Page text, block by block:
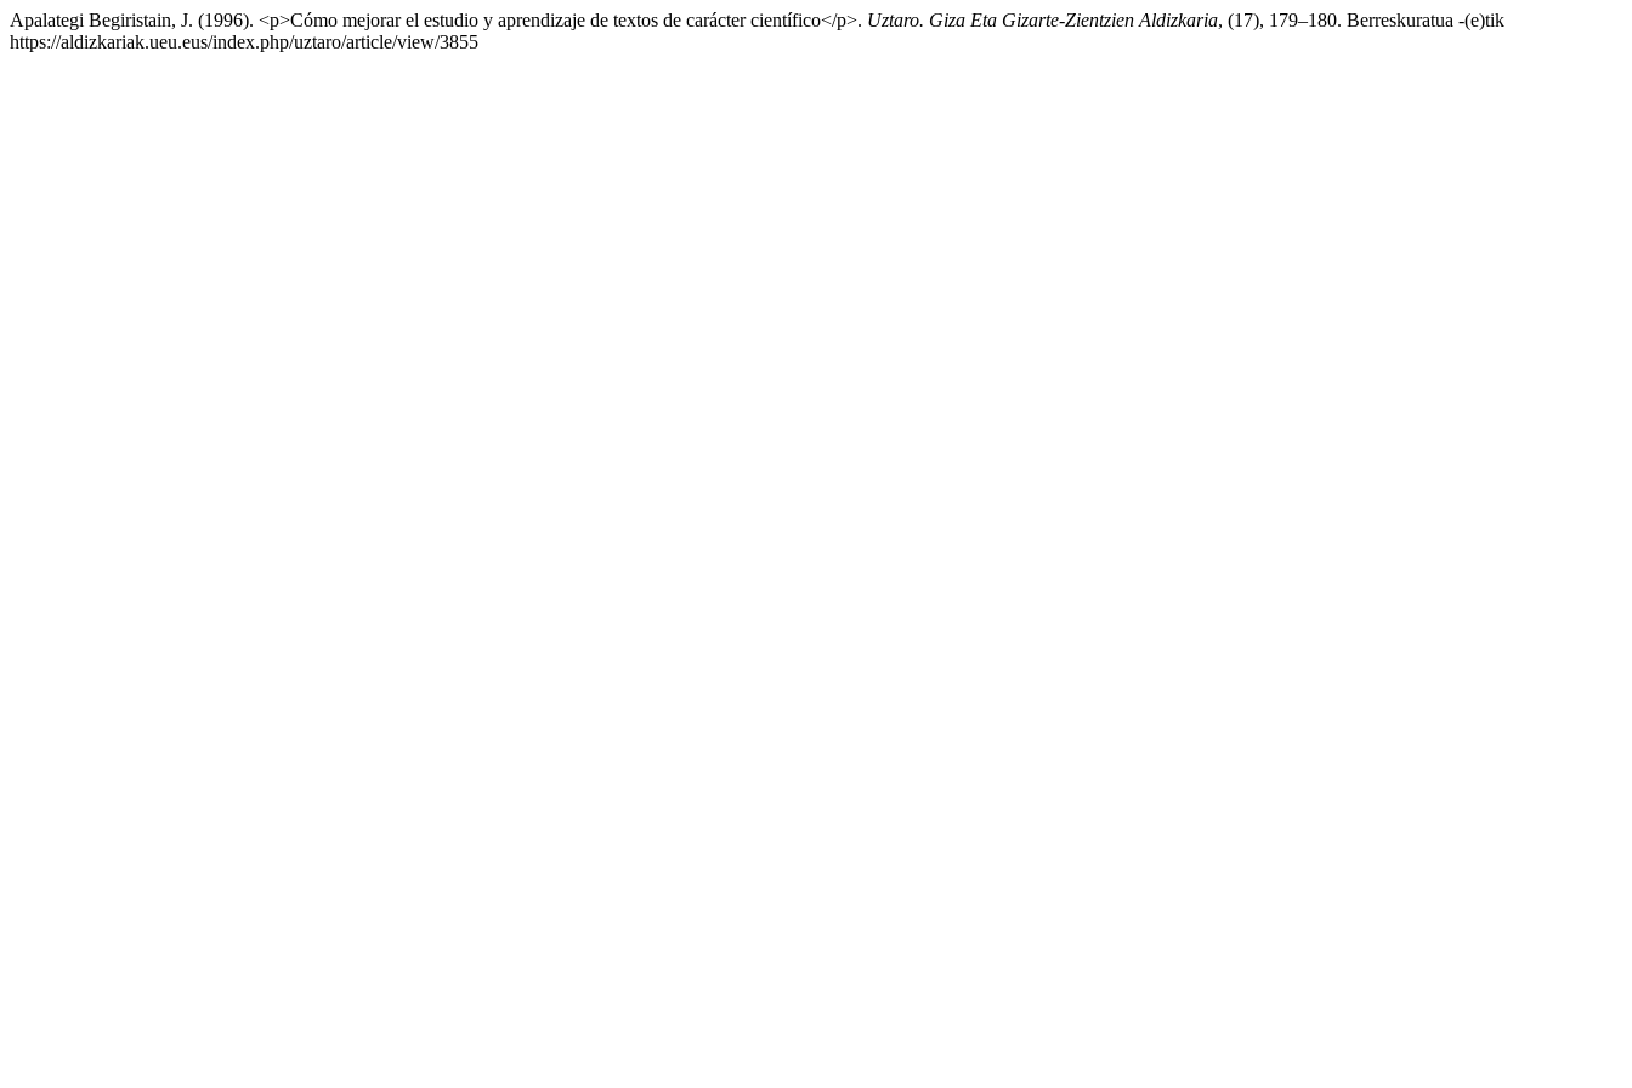
Apalategi Begiristain, J. (1996). <p>Cómo mejorar el estudio y aprendizaje de textos de carácter científico</p>. Uztaro. Giza Eta Gizarte-Zientzien Aldizkaria, (17), 179–180. Berreskuratua -(e)tik
https://aldizkariak.ueu.eus/index.php/uztaro/article/view/3855